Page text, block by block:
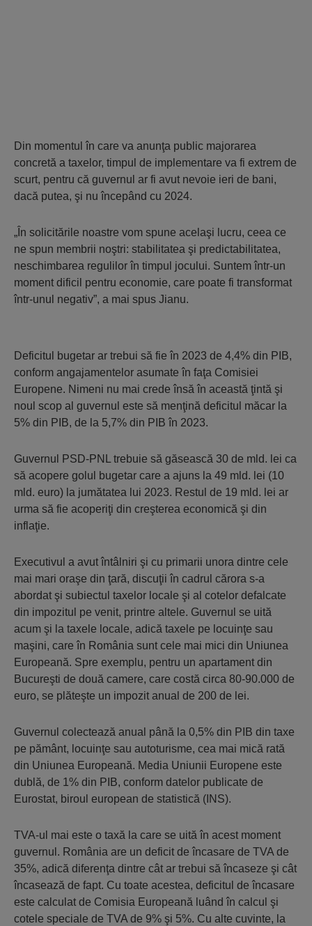
Din momentul în care va anunţa public majorarea
concretă a taxelor, timpul de implementare va fi extrem de
scurt, pentru că guvernul ar fi avut nevoie ieri de bani,
dacă putea, şi nu începând cu 2024.
„În solicitările noastre vom spune acelaşi lucru, ceea ce
ne spun membrii noştri: stabilitatea şi predictabilitatea,
neschimbarea regulilor în timpul jocului. Suntem într-un
moment dificil pentru economie, care poate fi transformat
într-unul negativ”, a mai spus Jianu.
Deficitul bugetar ar trebui să fie în 2023 de 4,4% din PIB,
conform angajamentelor asumate în faţa Comisiei
Europene. Nimeni nu mai crede însă în această ţintă şi
noul scop al guvernul este să menţină deficitul măcar la
5% din PIB, de la 5,7% din PIB în 2023.
Guvernul PSD-PNL trebuie să găsească 30 de mld. lei ca
să acopere golul bugetar care a ajuns la 49 mld. lei (10
mld. euro) la jumătatea lui 2023. Restul de 19 mld. lei ar
urma să fie acoperiţi din creşterea economică şi din
inflaţie.
Executivul a avut întâlniri şi cu primarii unora dintre cele
mai mari oraşe din ţară, discuţii în cadrul cărora s-a
abordat şi subiectul taxelor locale şi al cotelor defalcate
din impozitul pe venit, printre altele. Guvernul se uită
acum şi la taxele locale, adică taxele pe locuinţe sau
maşini, care în România sunt cele mai mici din Uniunea
Europeană. Spre exemplu, pentru un apartament din
Bucureşti de două camere, care costă circa 80-90.000 de
euro, se plăteşte un impozit anual de 200 de lei.
Guvernul colectează anual până la 0,5% din PIB din taxe
pe pământ, locuinţe sau autoturisme, cea mai mică rată
din Uniunea Europeană. Media Uniunii Europene este
dublă, de 1% din PIB, conform datelor publicate de
Eurostat, biroul european de statistică (INS).
TVA-ul mai este o taxă la care se uită în acest moment
guvernul. România are un deficit de încasare de TVA de
35%, adică diferenţa dintre cât ar trebui să încaseze şi cât
încasează de fapt. Cu toate acestea, deficitul de încasare
este calculat de Comisia Europeană luând în calcul şi
cotele speciale de TVA de 9% şi 5%. Cu alte cuvinte, la